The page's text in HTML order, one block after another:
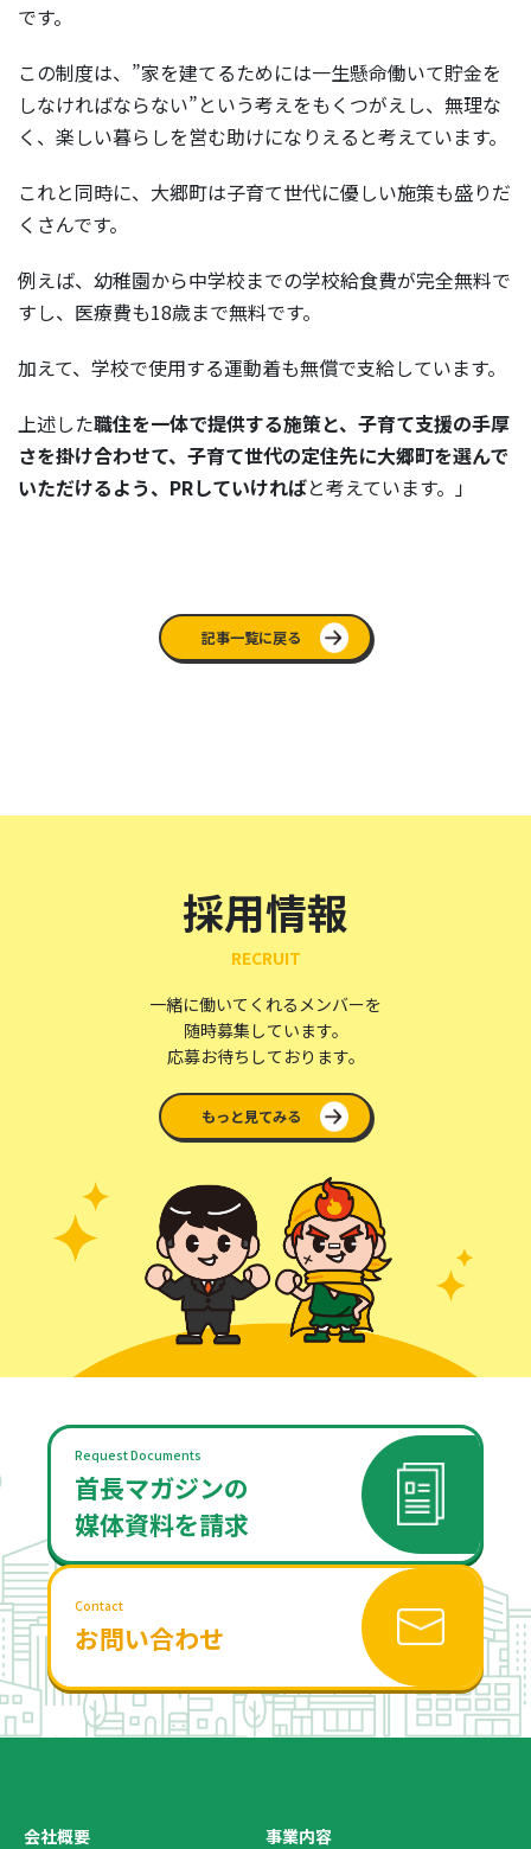
です。
この制度は、”家を建てるためには一生懸命働いて貯金を
しなければならない”という考えをもくつがえし、無理な
く、楽しい暮らしを営む助けになりえると考えています。
これと同時に、大郷町は子育て世代に優しい施策も盛りだ
くさんです。
例えば、幼稚園から中学校までの学校給食費が完全無料で
すし、医療費も18歳まで無料です。
加えて、学校で使用する運動着も無償で支給しています。
上述した職住を一体で提供する施策と、子育て支援の手厚
さを掛け合わせて、子育て世代の定住先に大郷町を選んで
いただけるよう、PRしていければと考えています。」
記事一覧に戻る
採用情報
RECRUIT
一緒に働いてくれるメンバーを
随時募集しています。
応募お待ちしております。
もっと見てみる
Request Documents
首長マガジンの
媒体資料を請求
Contact
お問い合わせ
会社概要 事業内容